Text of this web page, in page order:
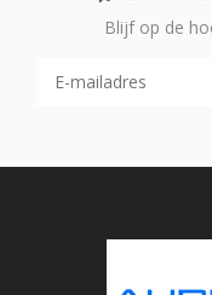
Blijf op de